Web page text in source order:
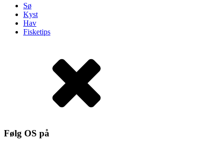
Sø
Kyst
Hav
Fisketips
Følg OS på